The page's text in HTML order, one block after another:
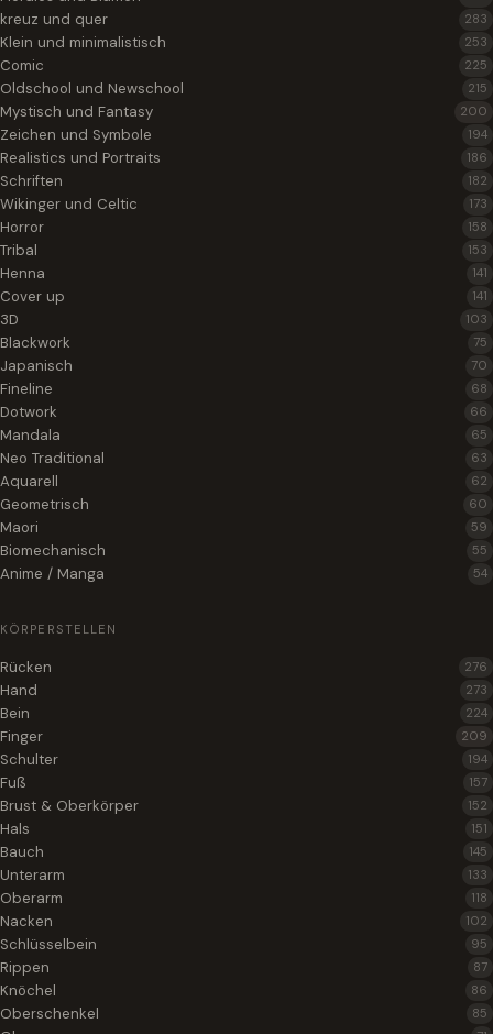
kreuz und quer 283
Klein und minimalistisch 253
Comic 225
Oldschool und Newschool 215
Mystisch und Fantasy 200
Zeichen und Symbole 194
Realistics und Portraits 186
Schriften 182
Wikinger und Celtic 173
Horror 158
Tribal 153
Henna 141
Cover up 141
3D 103
Blackwork 75
Japanisch 70
Fineline 68
Dotwork 66
Mandala 65
Neo Traditional 63
Aquarell 62
Geometrisch 60
Maori 59
Biomechanisch 55
Anime / Manga 54
KÖRPERSTELLEN
Rücken 276
Hand 273
Bein 224
Finger 209
Schulter 194
Fuß 157
Brust & Oberkörper 152
Hals 151
Bauch 145
Unterarm 133
Oberarm 118
Nacken 102
Schlüsselbein 95
Rippen 87
Knöchel 86
Oberschenkel 85